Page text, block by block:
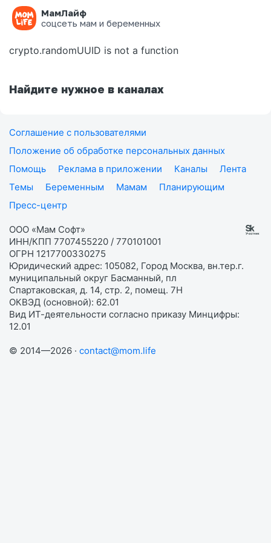
МамЛайф
соцсеть мам и беременных
Ошибка на странице
crypto.randomUUID is not a function
Найдите нужное в каналах
Соглашение с пользователями
Положение об обработке персональных данных
Помощь
Реклама в приложении Каналы
Лента
Темы
Беременным Мамам
Планирующим
Пресс-центр
ООО «Мам Софт»
ИНН/КПП 7707455220 / 770101001
ОГРН 1217700330275
Юридический адрес: 105082, Город Москва, вн.тер.г.
муниципальный округ Басманный, пл
Спартаковская, д. 14, стр. 2, помещ. 7Н
ОКВЭД (основной): 62.01
Вид ИТ-деятельности согласно приказу Минцифры:
12.01
© 2014—2026 · contact@mom.life